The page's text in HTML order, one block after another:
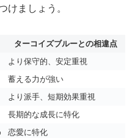
けましょう。
ターコイズブルーとの相違点
より保守的、安定重視
蓄える力が強い
より派手、短期効果重視
長期的な成長に特化
恋愛に特化